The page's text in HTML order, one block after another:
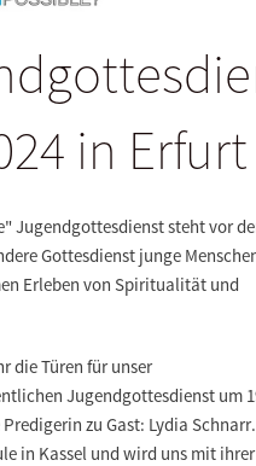
in Erfurt
Jugendgottesdienst steht vor
Gottesdienst junge
Erleben von Spiritualität und
die Türen für unser
Jugendgottesdienst um
zu Gast: Lydia Schnarr
in Kassel und wird uns mit